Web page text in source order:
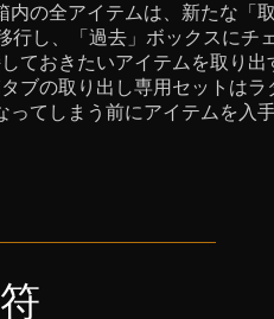
の全アイテムは、新たな「
行し、「過去」ボックスにチ
ておきたいアイテムを取り出
ブの取り出し専用セットはラ
てしまう前にアイテムを入